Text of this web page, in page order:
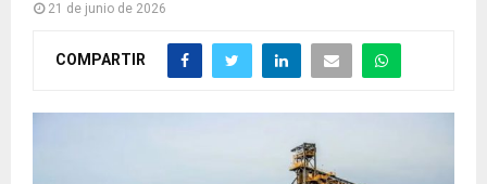
21 de junio de 2026
COMPARTIR